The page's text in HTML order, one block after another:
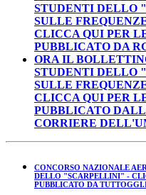
STUDENTI DELLO
SULLE
CLICCA QUI PER
PUBBLICATO DA
ORA IL
STUDENTI DELLO
SULLE
CLICCA QUI PER
PUBBLICATO
CORRIERE
CONCORSO NAZIONALE
DELLO "SCARPELLINI" -
PUBBLICATO DA